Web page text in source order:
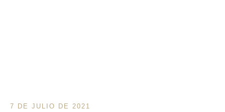
7 DE JULIO DE 2021